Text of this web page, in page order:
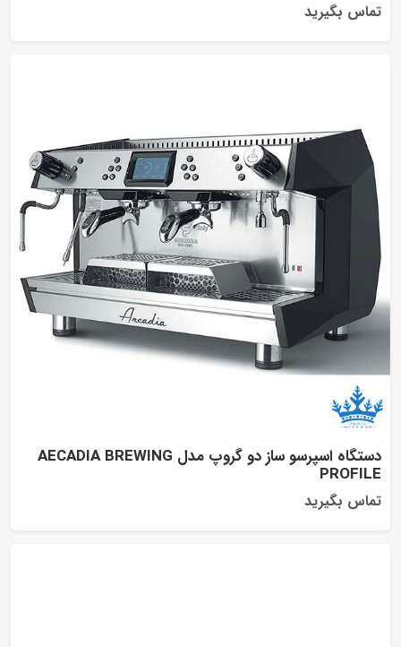
بگیرید
دستگاه اسپرسو ساز دو گروپ مدل AECADIA BREWING
بگیرید